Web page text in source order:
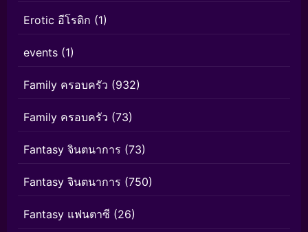
Erotic อีโรติก (1)
events (1)
Family ครอบครัว (932)
Family ครอบครัว (73)
Fantasy จินตนาการ (73)
Fantasy จินตนาการ (750)
Fantasy แฟนตาซี (26)